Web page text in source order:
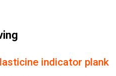
indicator plank